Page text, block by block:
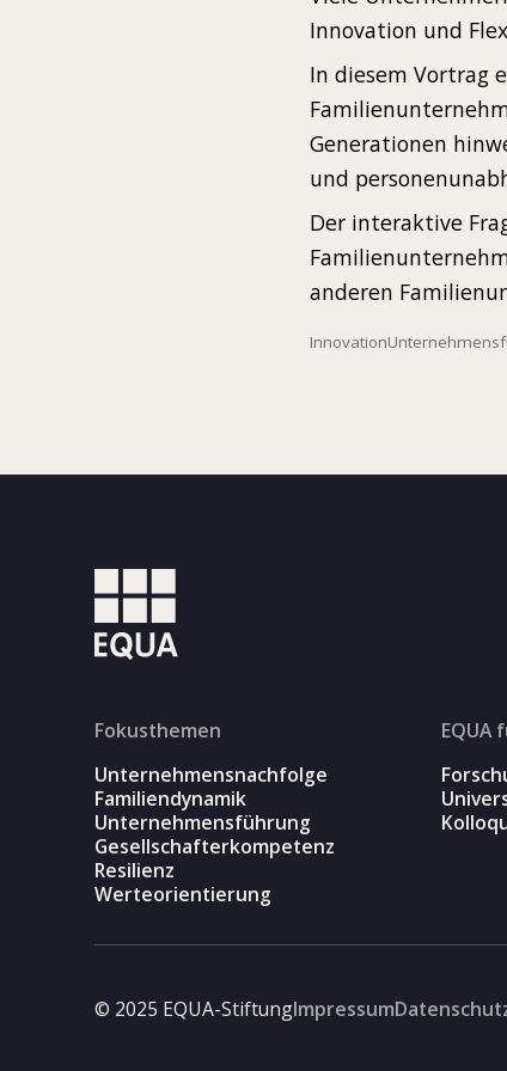
Innovation und
In diesem Vortrag
Generationen
und
Der interaktive
anderen
Innovation
Fokusthemen
Unternehmensnachfolge
Familiendynamik
Unternehmensführung
Gesellschafterkompetenz
Resilienz
Werteorientierung
EQUA
© 2025 EQUA-StiftungImpressum